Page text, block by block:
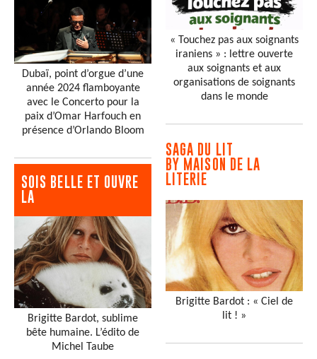
Dubaï, point d’orgue d’une
année 2024 flamboyante
avec le Concerto pour la
paix d’Omar Harfouch en
présence d’Orlando Bloom
SOIS BELLE ET OUVRE
LA
Brigitte Bardot, sublime
bête humaine. L’édito de
Michel Taube
« Touchez pas aux soignants
iraniens » : lettre ouverte
aux soignants et aux
organisations de soignants
dans le monde
SAGA DU LIT
BY MAISON DE LA
LITERIE
Brigitte Bardot : « Ciel de
lit ! »